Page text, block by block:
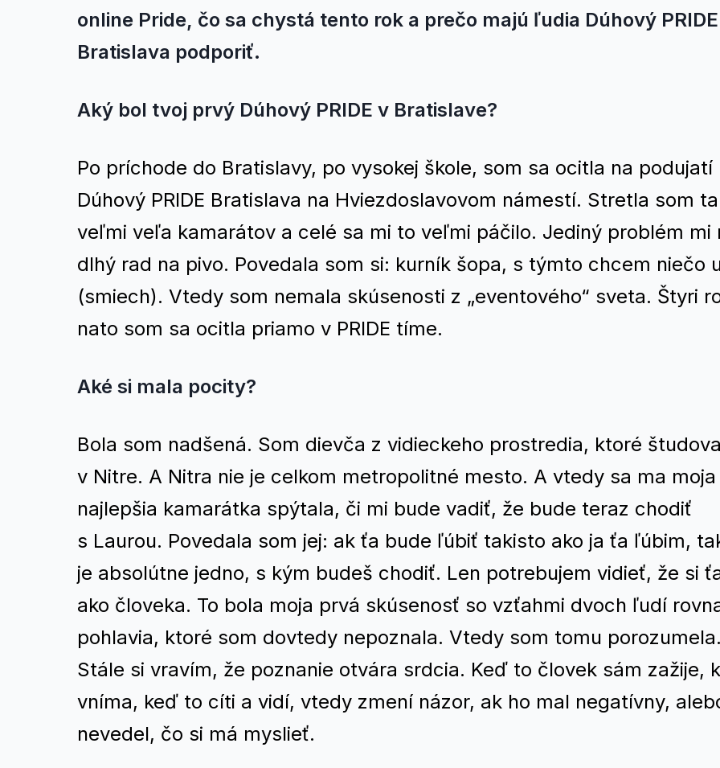
online Pride, čo sa chystá tento rok a prečo majú ľudia Dúhový PRIDE
Bratislava podporiť.
Aký bol tvoj prvý Dúhový PRIDE v Bratislave?
Po príchode do Bratislavy, po vysokej škole, som sa ocitla na podujatí
Dúhový PRIDE Bratislava na Hviezdoslavovom námestí. Stretla som
veľmi veľa kamarátov a celé sa mi to veľmi páčilo. Jediný problém mi
dlhý rad na pivo. Povedala som si: kurník šopa, s týmto chcem niečo
(smiech). Vtedy som nemala skúsenosti z „eventového“ sveta. Štyri
nato som sa ocitla priamo v PRIDE tíme.
Aké si mala pocity?
Bola som nadšená. Som dievča z vidieckeho prostredia, ktoré
v Nitre. A Nitra nie je celkom metropolitné mesto. A vtedy sa ma moja
najlepšia kamarátka spýtala, či mi bude vadiť, že bude teraz chodiť
s Laurou. Povedala som jej: ak ťa bude ľúbiť takisto ako ja ťa ľúbim,
je absolútne jedno, s kým budeš chodiť. Len potrebujem vidieť, že si
ako človeka. To bola moja prvá skúsenosť so vzťahmi dvoch ľudí
pohlavia, ktoré som dovtedy nepoznala. Vtedy som tomu porozumela.
Stále si vravím, že poznanie otvára srdcia. Keď to človek sám zažije,
vníma, keď to cíti a vidí, vtedy zmení názor, ak ho mal negatívny,
nevedel, čo si má myslieť.